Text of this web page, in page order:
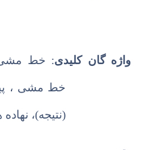
واژه گان کلیدی: خط مشی
خط مشی ،
(نتیجه)،